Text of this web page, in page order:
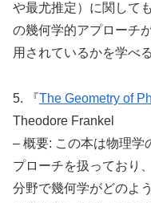
や最尤推定）に関して
の幾何学的アプローチ
用されているかを学べる
5. 『The Geometry of
Theodore Frankel
– 概要: この本は物理学
プローチを扱っており
分野で幾何学がどのよ